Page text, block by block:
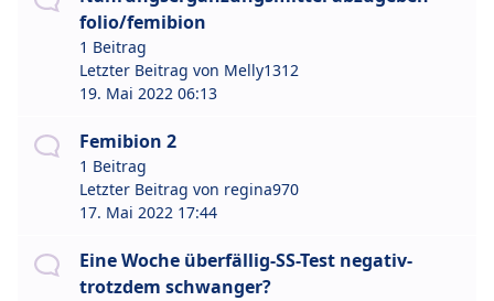
folio/femibion
1 Beitrag
Letzter Beitrag von Melly1312
19. Mai 2022 06:13
Femibion 2
1 Beitrag
Letzter Beitrag von regina970
17. Mai 2022 17:44
Eine Woche überfällig-SS-Test negativ-
trotzdem schwanger?